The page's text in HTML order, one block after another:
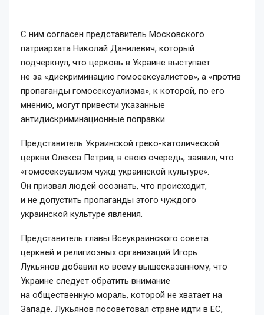
С ним согласен представитель Московского
патриархата Николай Данилевич, который
подчеркнул, что церковь в Украине выступает
не за «дискриминацию гомосексуалистов», а «против
пропаганды гомосексуализма», к которой, по его
мнению, могут привести указанные
антидискриминационные поправки.
Представитель Украинской греко-католической
церкви Олекса Петрив, в свою очередь, заявил, что
«гомосексуализм чужд украинской культуре».
Он призвал людей осознать, что происходит,
и не допустить пропаганды этого чуждого
украинской культуре явления.
Представитель главы Всеукраинского совета
церквей и религиозных организаций Игорь
Лукьянов добавил ко всему вышесказанному, что
Украине следует обратить внимание
на общественную мораль, которой не хватает на
Западе. Лукьянов посоветовал стране идти в ЕС,